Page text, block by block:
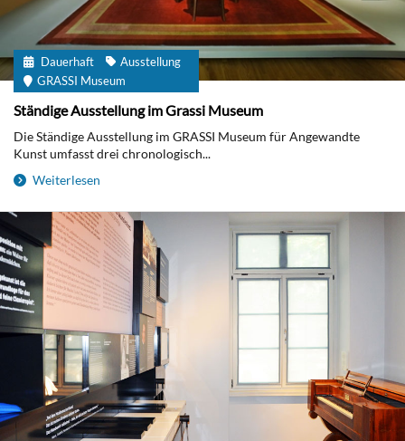
Dauerhaft
Ausstellung
GRASSI Museum
Ständige Ausstellung im Grassi Museum
Die Ständige Ausstellung im GRASSI Museum für Angewandte
Kunst umfasst drei chronologisch...
Weiterlesen